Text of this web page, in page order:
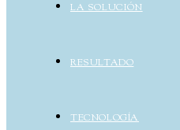
LA SOLUCIÓN
RESULTADO
TECNOLOGÍA